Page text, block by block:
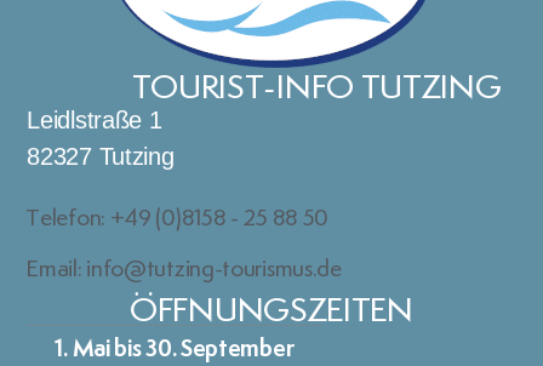
TOURIST-INFO TUTZING
Leidlstraße 1
82327 Tutzing
Telefon: +49 (0)8158 - 25 88 50
Email: info@tutzing-tourismus.de
ÖFFNUNGSZEITEN
1. Mai bis 30. September